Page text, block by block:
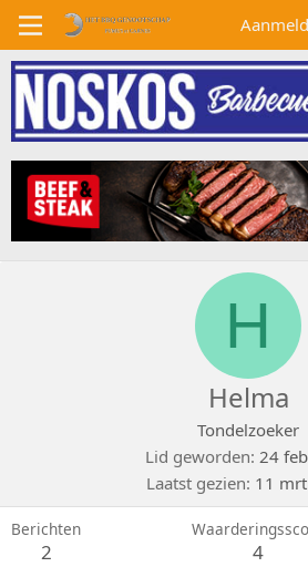
H
Helma
Tondelzoeker
Lid geworden 24
Laatst gezien 11
Berichten
2 4